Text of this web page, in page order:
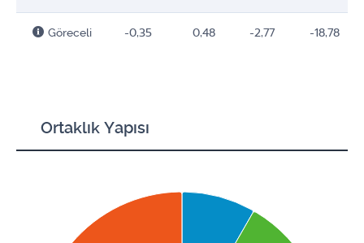
Göreceli -0,35 0,48 -2,77 -18,78
Ortaklık Yapısı